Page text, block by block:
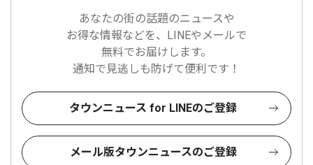
あなたの街の話題のニュースや
お得な情報などを、LINEやメールで
無料でお届けします。
通知で見逃しも防げて便利です！
タウンニュース for LINEのご登録
メール版タウンニュースのご登録